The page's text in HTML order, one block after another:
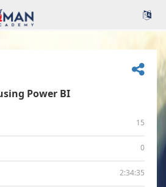
Power BI
15
0
2:34:35